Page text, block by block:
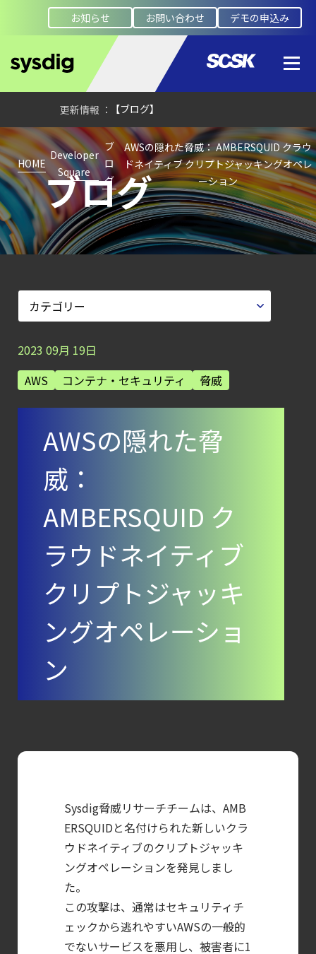
お知らせ お問い合わせ デモの申込み
によるセキュリティの新常識
【ブログ】
コンテナセキュリティとは？
クラウドネイティブ時代に必要な対策の全体像
【ブログ】
JADEPUFFER
の進化：
エージェント型脅威アクターが
AI
モデルの破壊を目的としたランサムウェアを
【ブログ】
CNAPP選定ガイド
計画フェーズで失敗しない統合プラットフォ
【ブログ】
【ブログ】AI が
2026
年に脅威の状況を根本から変えた
4 つの側面
Agent
【お知らせ】
ブログを更新しました
【ブログ】
サーバ・
コンテナの統合セキュリティ強化
検知イベント取り扱いの課題と解消策
ガイド
【ブログ】
Workload
Protection
Platform）とは？
ブログ
HOME
Developer
Square
ブ
ロ
グ
AWSの隠れた脅威： AMBERSQUID クラウ
ドネイティブ クリプトジャッキングオペレ
ーション
2023 09月 19日
AWS
コンテナ・セキュリティ 脅威
AWSの隠れた脅
威：
AMBERSQUID ク
ラウドネイティブ
クリプトジャッキ
ングオペレーショ
ン
Sysdig脅威リサーチチームは、AMB
ERSQUIDと名付けられた新しいクラ
ウドネイティブのクリプトジャッキ
ングオペレーションを発見しまし
た。
この攻撃は、通常はセキュリティチ
ェックから逃れやすいAWSの一般的
でないサービスを悪用し、被害者に1